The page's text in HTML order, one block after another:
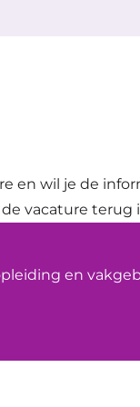
en wil je de
vacature terug
en